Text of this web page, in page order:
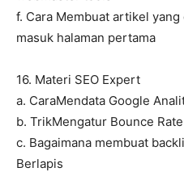
f. Cara Membuat artikel
masuk halaman pertama
16. Materi SEO Expert
a. CaraMendata Google
b. TrikMengatur Bounce
c. Bagaimana membuat
Berlapis